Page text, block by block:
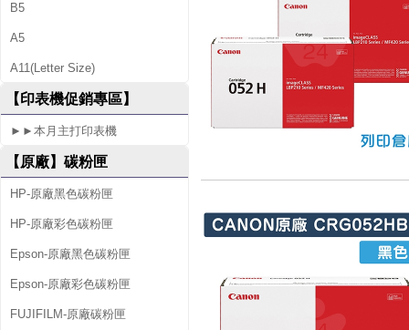
S
S
L
B
P
2
1
5
X
B5
A5
A11(Letter Size)
【印表機促銷專區】
►►本月主打印表機
【原廠】碳粉匣
HP-原廠黑色碳粉匣
HP-原廠彩色碳粉匣
Epson-原廠黑色碳粉匣
Epson-原廠彩色碳粉匣
FUJIFILM-原廠碳粉匣